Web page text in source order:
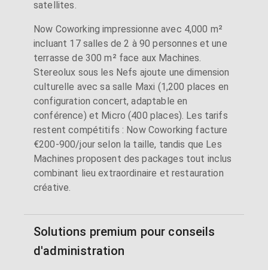
satellites.
Now Coworking impressionne avec 4,000 m²
incluant 17 salles de 2 à 90 personnes et une
terrasse de 300 m² face aux Machines.
Stereolux sous les Nefs ajoute une dimension
culturelle avec sa salle Maxi (1,200 places en
configuration concert, adaptable en
conférence) et Micro (400 places). Les tarifs
restent compétitifs : Now Coworking facture
€200-900/jour selon la taille, tandis que Les
Machines proposent des packages tout inclus
combinant lieu extraordinaire et restauration
créative.
Solutions premium pour conseils
d'administration